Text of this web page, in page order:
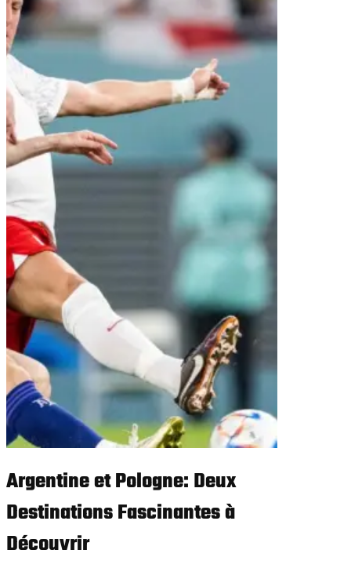
Argentine et Pologne: Deux
Destinations Fascinantes à
Découvrir